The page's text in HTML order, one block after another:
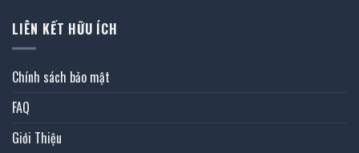
LIÊN KẾT HỮU ÍCH
Chính sách bảo mật
FAQ
Giới Thiệu